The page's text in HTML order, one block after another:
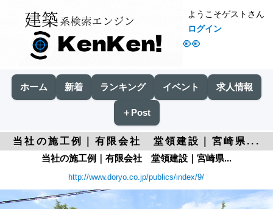
👀
ようこそゲストさん
ログイン
ホーム 新着 ランキング イベント 求人情報
＋Post
当社の施工例｜有限会社 堂領建設｜宮崎県...
当社の施工例｜有限会社 堂領建設｜宮崎県...
http://www.doryo.co.jp/publics/index/9/